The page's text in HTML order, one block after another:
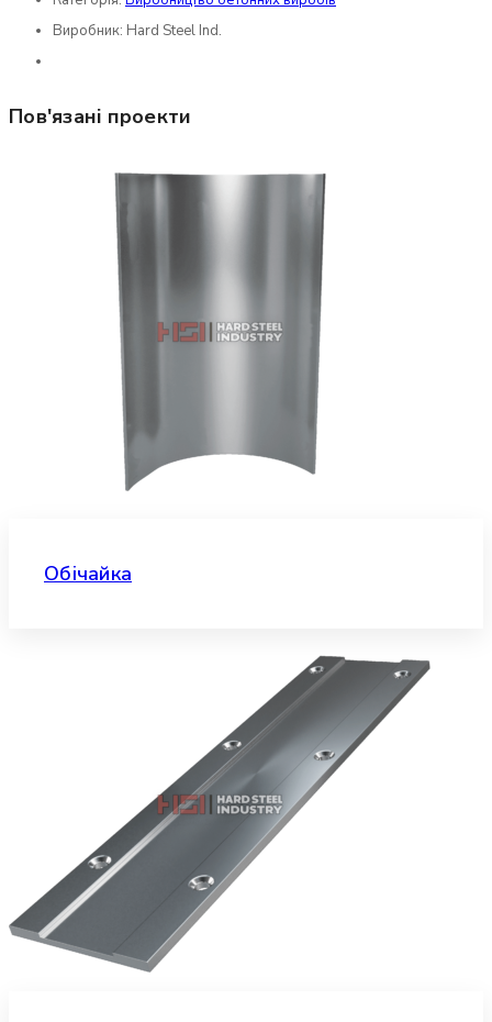
Виробник: Hard Steel Ind.
Пов'язані проекти
Обічайка